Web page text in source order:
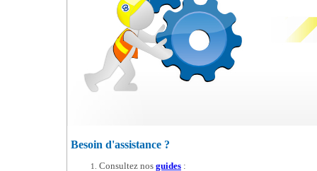
Besoin d'assistance ?
Consultez nos guides :